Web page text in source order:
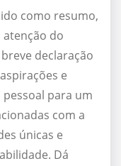
como resumo,
atenção do
declaração
e
para um
com a
únicas e
Dá